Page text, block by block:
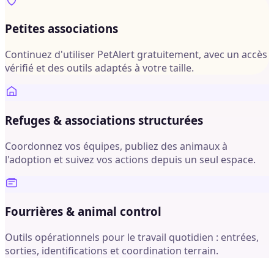
Petites associations
Continuez d'utiliser PetAlert gratuitement, avec un accès
vérifié et des outils adaptés à votre taille.
Refuges & associations structurées
Coordonnez vos équipes, publiez des animaux à
l'adoption et suivez vos actions depuis un seul espace.
Fourrières & animal control
Outils opérationnels pour le travail quotidien : entrées,
sorties, identifications et coordination terrain.